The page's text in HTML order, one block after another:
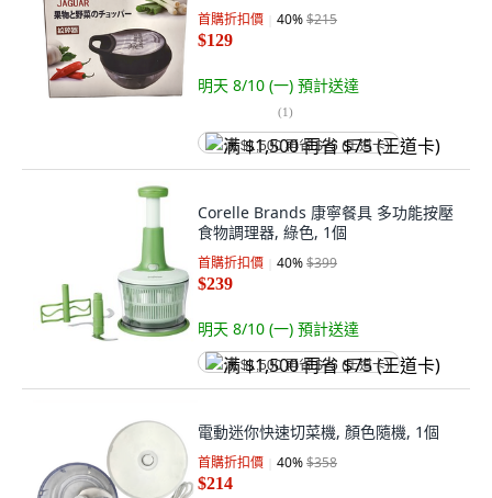
首購折扣價 40%$215
$129
明天 8/10 (一) 預計送達
(1)
满 $1,500 再省 $75 (王道卡)
Corelle Brands 康寧餐具 多功能按壓
食物調理器, 綠色, 1個
首購折扣價 40%$399
$239
明天 8/10 (一) 預計送達
满 $1,500 再省 $75 (王道卡)
電動迷你快速切菜機, 顏色隨機, 1個
首購折扣價 40%$358
$214